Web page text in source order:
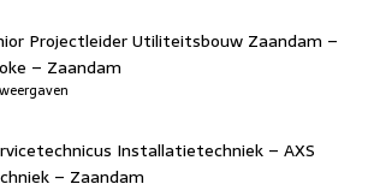
Projectleider Utiliteitsbouw Zaandam –
– Zaandam
Installatietechniek – AXS
– Zaandam